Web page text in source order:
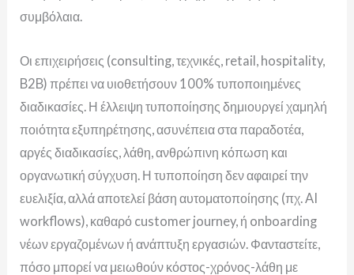
συμβόλαια.
Οι επιχειρήσεις (consulting, τεχνικές, retail, hospitality,
B2B) πρέπει να υιοθετήσουν 100% τυποποιημένες
διαδικασίες. Η έλλειψη τυποποίησης δημιουργεί χαμηλή
ποιότητα εξυπηρέτησης, ασυνέπεια στα παραδοτέα,
αργές διαδικασίες, λάθη, ανθρώπινη κόπωση και
οργανωτική σύγχυση. Η τυποποίηση δεν αφαιρεί την
ευελιξία, αλλά αποτελεί βάση αυτοματοποίησης (πχ. AI
workflows), καθαρό customer journey, ή onboarding
νέων εργαζομένων ή ανάπτυξη εργασιών. Φανταστείτε,
πόσο μπορεί να μειωθούν κόστος-χρόνος-λάθη με